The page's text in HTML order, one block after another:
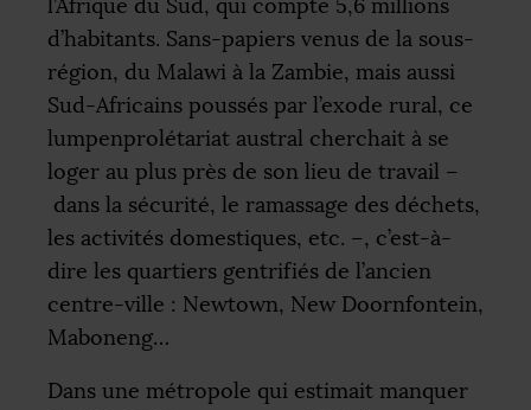
l’Afrique du Sud, qui compte 5,6 millions
d’habitants. Sans-papiers venus de la sous-
région, du Malawi à la Zambie, mais aussi
Sud-Africains poussés par l’exode rural, ce
lumpenprolétariat austral cherchait à se
loger au plus près de son lieu de travail –
dans la sécurité, le ramassage des déchets,
les activités domestiques, etc. –, c’est-à-
dire les quartiers gentrifiés de l’ancien
centre-ville : Newtown, New Doornfontein,
Maboneng…
Dans une métropole qui estimait manquer